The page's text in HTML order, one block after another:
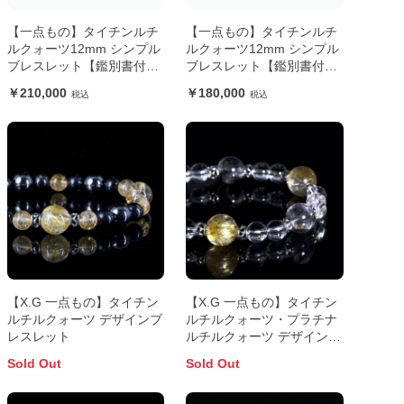
【一点もの】タイチンルチ
ルクォーツ12mm シンプル
ブレスレット【鑑別書付
210,000
【一点もの】タイチンルチ
ルクォーツ12mm シンプル
ブレスレット【鑑別書付
180,000
【X.G 一点もの】タイチン
ルチルクォーツ デザインブ
レスレット
Sold Out
【X.G 一点もの】タイチン
ルチルクォーツ・プラチナ
ルチルクォーツ デザインブ
Sold Out